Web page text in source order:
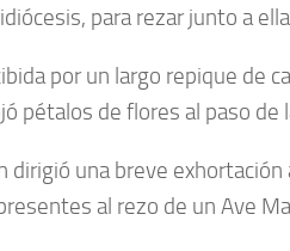
para rezar junto a
por un largo repique de
pétalos de flores al paso
dirigió una breve
al rezo de un Ave